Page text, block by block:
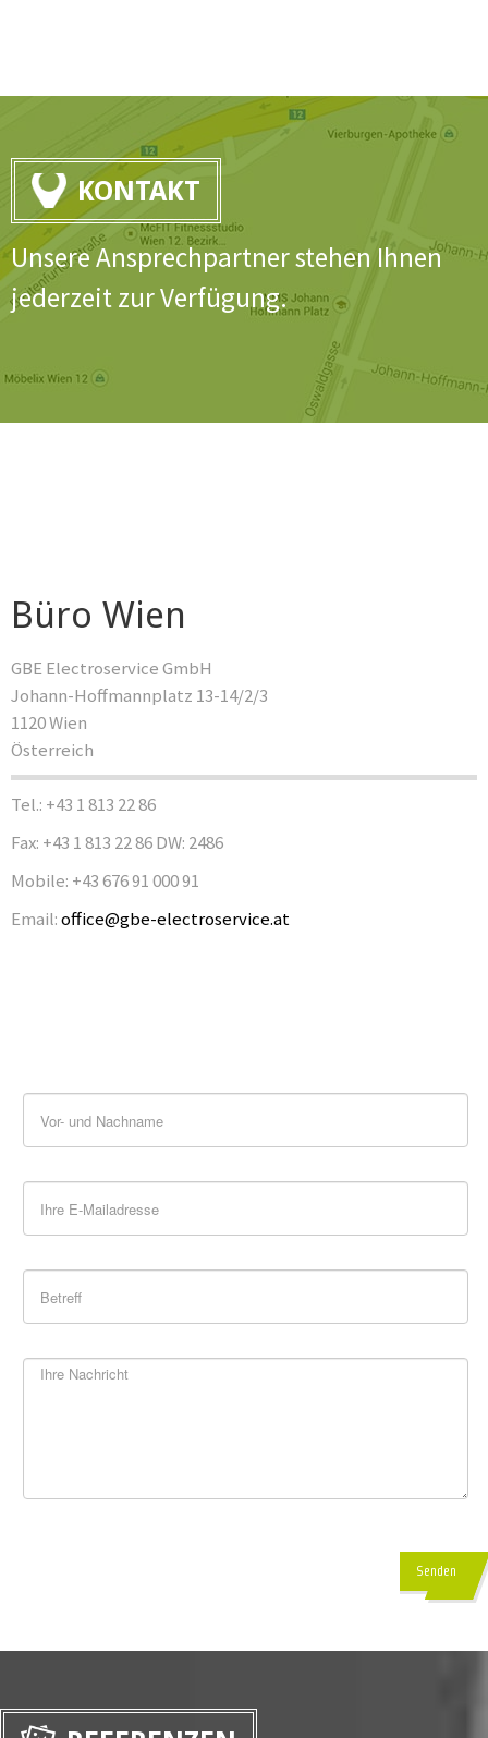
KONTAKT
Unsere Ansprechpartner stehen Ihnen
jederzeit zur Verfügung.
Büro Wien
GBE Electroservice GmbH
Johann-Hoffmannplatz 13-14/2/3
1120 Wien
Österreich
Tel.: +43 1 813 22 86
Fax: +43 1 813 22 86 DW: 2486
Mobile: +43 676 91 000 91
Email:office@gbe-electroservice.at
Senden